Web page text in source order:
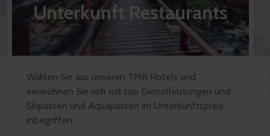
Unterkunft Restaurants
Wählen Sie aus unseren TMR Hotels und
verwöhnen Sie sich mit top Dienstleistungen und
Skipässen und Aquapässen im Unterkunftspreis
inbegriffen.